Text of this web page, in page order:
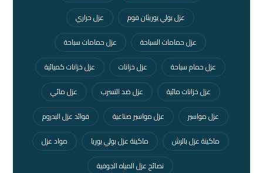
عزل بولي يوريثان فوم
عزل حراري
عزل حمامات السباحة
عزل حمامات سباحة
عزل حمام سباحة
عزل خزانات
عزل خزانات كميائية
عزل خزانات مائية
عزل ضد التسرب
عزل مائي
عزل مواسير
عزل مواسير صناعية
فوائد عزل البدروم
ماكينة عزل بالرش
ماكينة عزل بولي يوريا
مواد عزل
نصائح عزل المياه الجوفية